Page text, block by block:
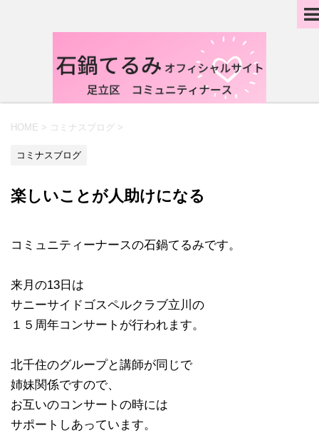
HOME > コミナスブログ >
コミナスブログ
楽しいことが人助けになる
コミュニティーナースの石鍋てるみです。
来月の13日は
サニーサイドゴスペルクラブ立川の
１５周年コンサートが行われます。
北千住のグループと講師が同じで
姉妹関係ですので、
お互いのコンサートの時には
サポートしあっています。